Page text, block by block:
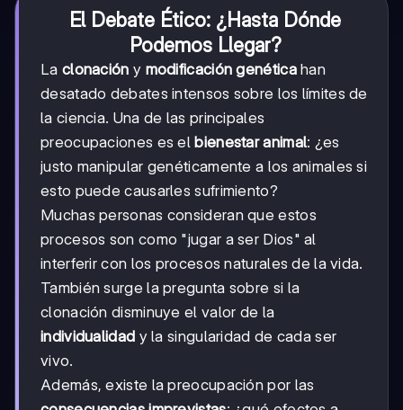
El Debate Ético: ¿Hasta Dónde
Podemos Llegar?
La clonación y modificación genéticahan
desatado debates intensos sobre los límites de
la ciencia. Una de las principales
preocupaciones es elbienestar animal: ¿es
justo manipular genéticamente a los animales si
esto puede causarles sufrimiento?
Muchas personas consideran que estos
procesos son como "jugar a ser Dios" al
interferir con los procesos naturales de la vida.
También surge la pregunta sobre si la
clonación disminuye el valor de la
individualidad y la singularidad de cada ser
vivo.
Además, existe la preocupación por las